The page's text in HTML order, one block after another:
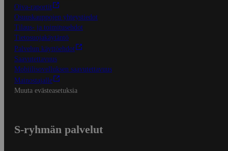
Oiva-raportit
Osuuskauppojen yhteystiedot
Tilaus- ja toimitusehdot
Tietosuojakäytäntö
Palvelun käyttöehdot
Saavutettavuus
Mobiilisovelluksen saavutettavuus
Mainostajalle
Muuta evästeasetuksia
S-ryhmän palvelut